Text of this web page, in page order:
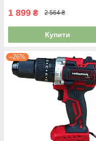
1 899 ₴ 2 564 ₴
Купити
–26%